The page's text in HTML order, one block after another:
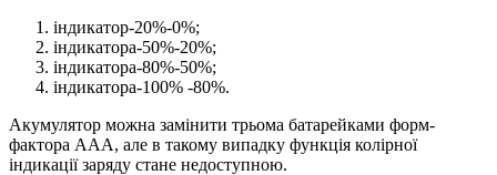
індикатор-20%-0%;
індикатора-50%-20%;
індикатора-80%-50%;
індикатора-100% -80%.
Акумулятор можна замінити трьома батарейками форм-
фактора ААА, але в такому випадку функція колірної
індикації заряду стане недоступною.